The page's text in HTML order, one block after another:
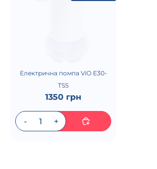
Електрична помпа ViO E30-
TSS
1350 грн